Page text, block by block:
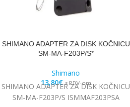
SHIMANO ADAPTER ZA DISK KOČNICU
SM-MA-F203P/S*
Shimano
13,80€ s PDV-om
SHIMANO ADAPTER ZA DISK KOČNICU
SM-MA-F203P/S ISMMAF203PSA